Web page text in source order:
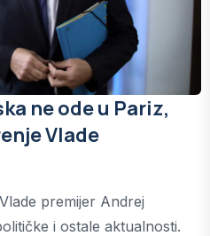
ne ode u Pariz,
Vlade
premijer Andrej
i ostale aktualnosti.